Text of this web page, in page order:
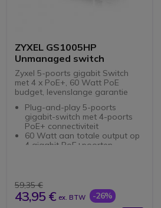
ZYXEL GS1005HP
Unmanaged switch
Zyxel 5-poorts gigabit Switch
met 4 x PoE+, 60 Watt PoE
budget, levenslange garantie
Plug-and-play 5-poorts
gigabit-switch met 4-poorts
PoE+ connectiviteit
60 Watt aan totale output op
4 gigabit PoE+poorten
LED-indicator voor max.
vermogen
Geavanceerde
59,35 €
43,95 € ex. BTW -26%